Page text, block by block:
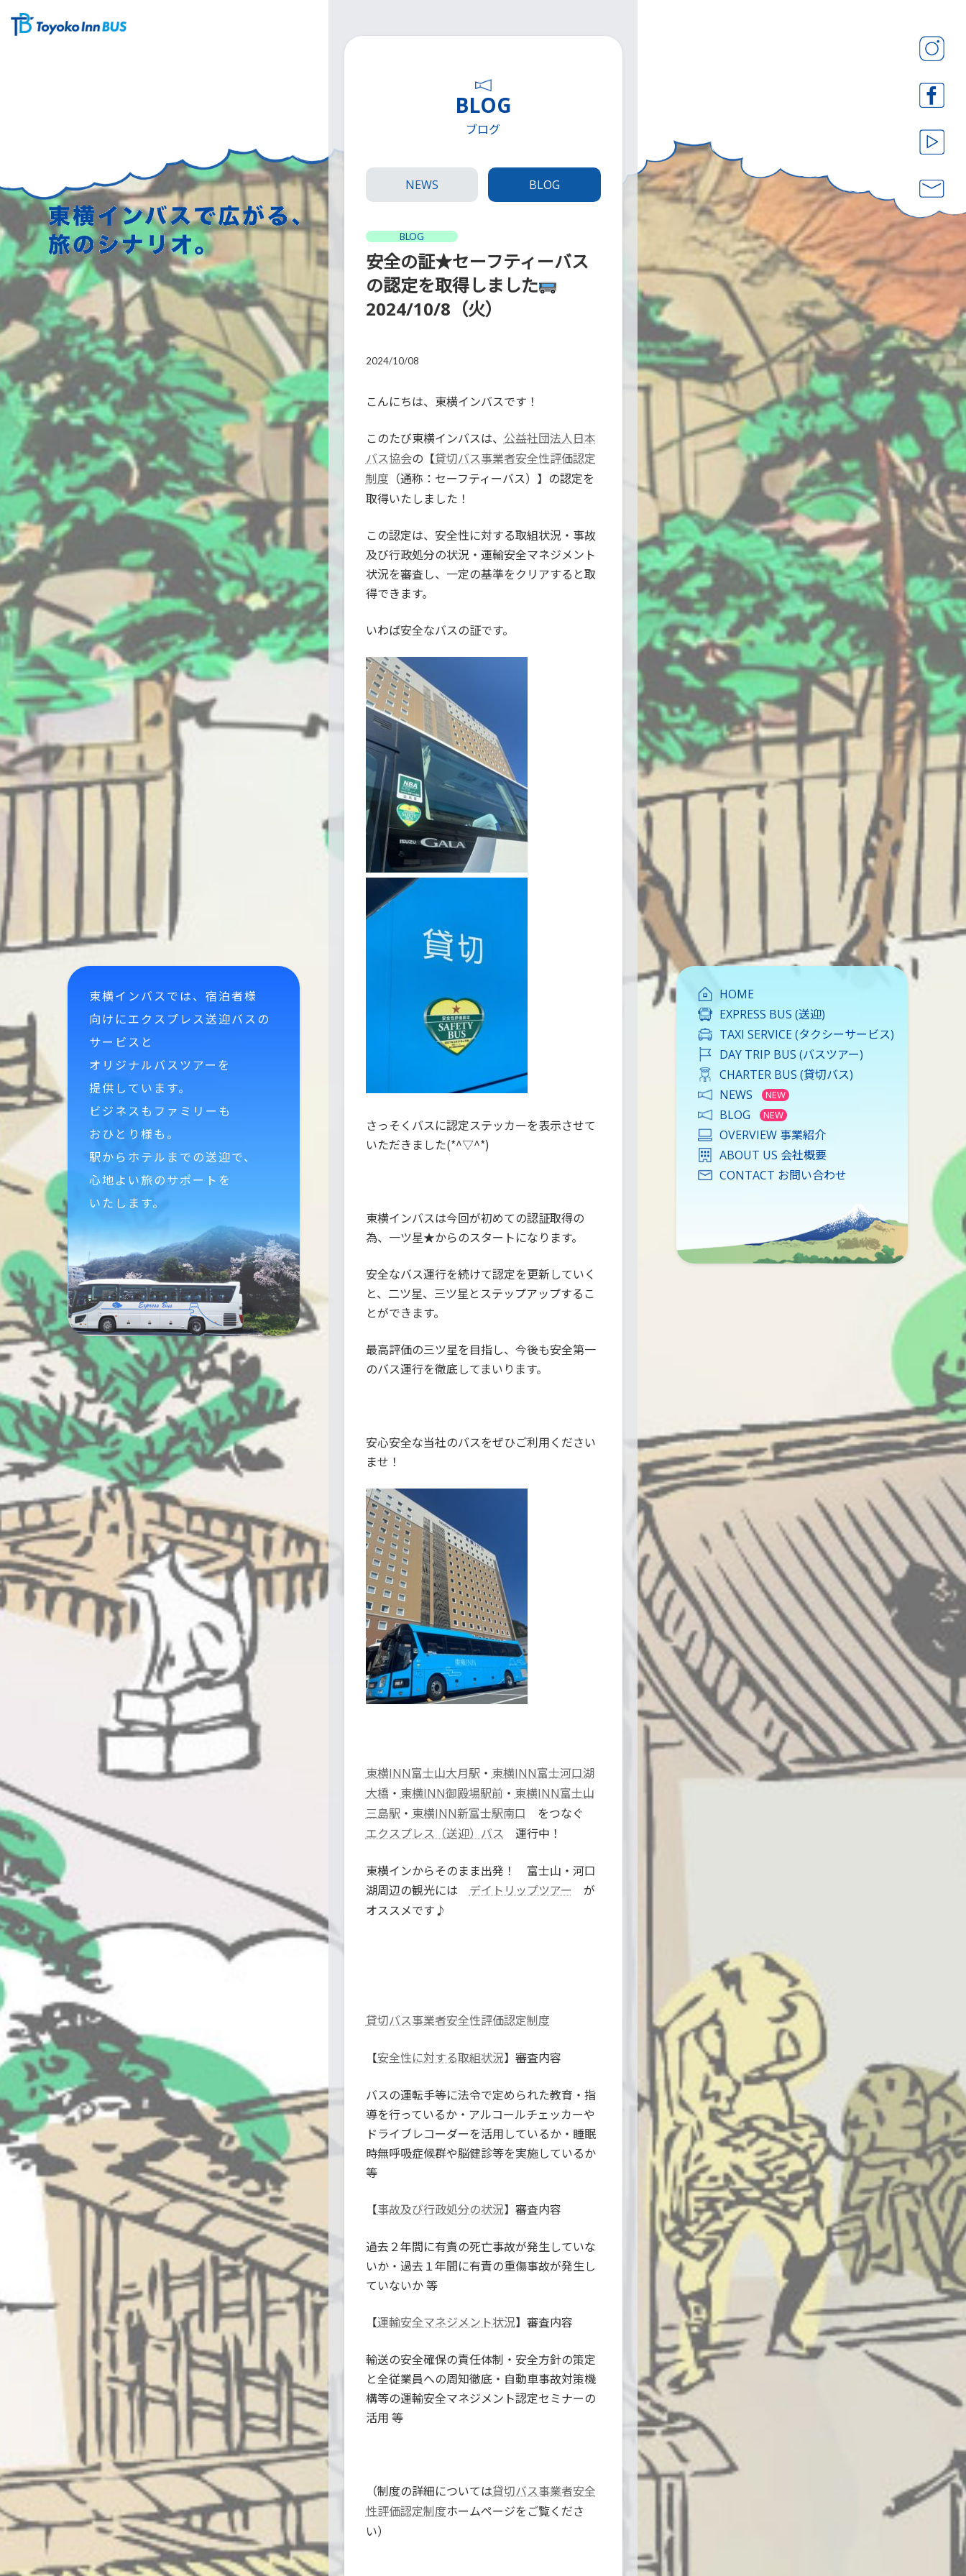
東横インバスでは、宿泊者様
向けにエクスプレス送迎バスの
サービスと
オリジナルバスツアーを
提供しています。
ビジネスもファミリーも
おひとり様も。
駅からホテルまでの送迎で、
心地よい旅のサポートを
いたします。
BLOG
ブログ
NEWS BLOG
BLOG
安全の証★セーフティーバス
の認定を取得しました
2024/10/8（火）
2024/10/08
こんにちは、東横インバスです！
このたび東横インバスは、 公益社団法人日本
バス協会の【貸切バス事業者安全性評価認定
制度 （通称：セーフティーバス）】の認定を
取得いたしました！
この認定は、安全性に対する取組状況・事故
及び行政処分の状況・運輸安全マネジメント
状況を審査し、一定の基準をクリアすると取
得できます。
いわば安全なバスの証です。
さっそくバスに認定ステッカーを表示させて
いただきました(*^▽^*)
東横インバスは今回が初めての認証取得の
為、一ツ星★からのスタートになります。
安全なバス運行を続けて認定を更新していく
と、二ツ星、三ツ星とステップアップするこ
とができます。
最高評価の三ツ星を目指し、今後も安全第一
のバス運行を徹底してまいります。
安心安全な当社のバスをぜひご利用ください
ませ！
東横INN富士山大月駅 ・ 東横INN富士河口湖
大橋・ 東横INN御殿場駅前・ 東横INN富士山
三島駅 ・ 東横INN新富士駅南口 をつなぐ
エクスプレス（送迎）バス 運行中！
東横インからそのまま出発！ 富士山・河口
湖周辺の観光には
デイトリップツアー
が
オススメです♪
貸切バス事業者安全性評価認定制度
【安全性に対する取組状況】審査内容
バスの運転手等に法令で定められた教育・指
導を行っているか・アルコールチェッカーや
ドライブレコーダーを活用しているか・睡眠
時無呼吸症候群や脳健診等を実施しているか
等
【事故及び行政処分の状況】審査内容
過去２年間に有責の死亡事故が発生していな
いか・過去１年間に有責の重傷事故が発生し
ていないか 等
【運輸安全マネジメント状況】審査内容
輸送の安全確保の責任体制・安全方針の策定
と全従業員への周知徹底・自動車事故対策機
構等の運輸安全マネジメント認定セミナーの
活用 等
（制度の詳細については貸切バス事業者安全
性評価認定制度ホームページをご覧くださ
い）
HOME
EXPRESS BUS (送迎)
TAXI SERVICE (タクシーサービス)
DAY TRIP BUS (バスツアー)
CHARTER BUS (貸切バス)
NEWS
BLOG
OVERVIEW 事業紹介
ABOUT US 会社概要
CONTACT お問い合わせ